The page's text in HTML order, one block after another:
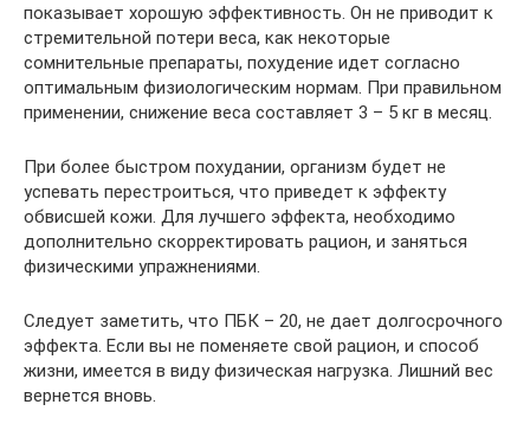
показывает хорошую эффективность. Он не приводит к
стремительной потери веса, как некоторые
сомнительные препараты, похудение идет согласно
оптимальным физиологическим нормам. При правильном
применении, снижение веса составляет 3 – 5 кг в месяц.
При более быстром похудании, организм будет не
успевать перестроиться, что приведет к эффекту
обвисшей кожи. Для лучшего эффекта, необходимо
дополнительно скорректировать рацион, и заняться
физическими упражнениями.
Следует заметить, что ПБК – 20, не дает долгосрочного
эффекта. Если вы не поменяете свой рацион, и способ
жизни, имеется в виду физическая нагрузка. Лишний вес
вернется вновь.